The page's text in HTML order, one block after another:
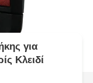
για
Κλειδί